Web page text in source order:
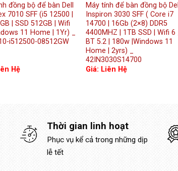
đồng bộ để bàn Dell
7010 SFF (i5 12500 |
| SSD 512GB | Wifi
11 Home | 1Yr) _
i512500-08512GW
Hệ
Máy tính để bàn đồng bộ Dell
Inspiron 3030 SFF ( Core i7
14700 | 16Gb (2×8) DDR5
4400MHZ | 1TB SSD | Wifi 6 _
BT 5.2 | 180w |Windows 11
Home | 2yrs) _
42IN3030S14700
Giá: Liên Hệ
Thời gian linh hoạt
Phục vụ kể cả trong những dịp
lễ tết